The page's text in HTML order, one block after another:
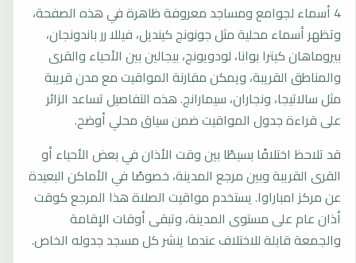
4 أسماء لجوامع ومساجد معروفة ظاهرة في هذه الصفحة،
وتظهر أسماء محلية مثل جونونج كينديل، فيللا رر باندونجان،
بيروماهان كيترا بوانا، لودويونج، بيجالين بين الأحياء والقرى
والمناطق القريبة، ويمكن مقارنة المواقيت مع مدن قريبة
مثل سالاتيجا، ونجاران، سيمارانج. هذه التفاصيل تساعد الزائر
على قراءة جدول المواقيت ضمن سياق محلي أوضح.
قد تلاحظ اختلافًا بسيطًا بين وقت الأذان في بعض الأحياء أو
القرى القريبة وبين مرجع المدينة، خصوصًا في الأماكن البعيدة
عن مركز امباراوا. يستخدم مواقيت الصلاة هذا المرجع كوقت
أذان عام على مستوى المدينة، وتبقى أوقات الإقامة
والجمعة قابلة للاختلاف عندما ينشر كل مسجد جدوله الخاص.